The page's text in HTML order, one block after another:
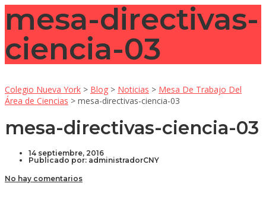
mesa-directivas-
ciencia-03
Colegio Nueva York > Blog > Noticias > Mesa De Trabajo Del
Área de Ciencias > mesa-directivas-ciencia-03
mesa-directivas-ciencia-03
14 septiembre, 2016
Publicado por: administradorCNY
No hay comentarios